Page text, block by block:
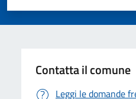
Valuta 5
Valuta 4 stelle su
Valuta 3 stelle su 5
Valuta 2 stelle su 5
Valuta 1 stelle su 5
Contatta il comune
Leggi le domande